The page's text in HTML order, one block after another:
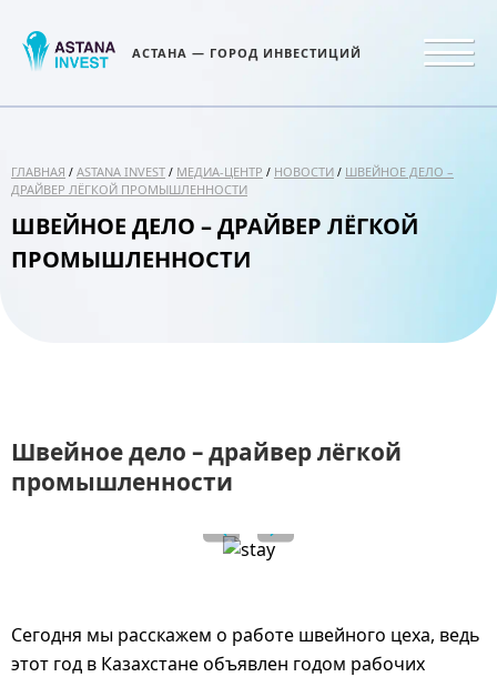
АСТАНА — ГОРОД ИНВЕСТИЦИЙ
ГЛАВНАЯ / ASTANA INVEST / МЕДИА-ЦЕНТР / НОВОСТИ / ШВЕЙНОЕ ДЕЛО –
ДРАЙВЕР ЛЁГКОЙ ПРОМЫШЛЕННОСТИ
ШВЕЙНОЕ ДЕЛО – ДРАЙВЕР ЛЁГКОЙ
ПРОМЫШЛЕННОСТИ
Швейное дело – драйвер лёгкой
промышленности
Сегодня мы расскажем о работе швейного цеха, ведь
этот год в Казахстане объявлен годом рабочих